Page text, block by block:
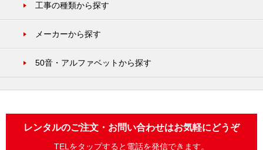
工事の種類から探す
メーカーから探す
50音・アルファベットから探す
レンタルのご注文・お問い合わせはお気軽にどうぞ
TELをタップすると電話を発信できます。